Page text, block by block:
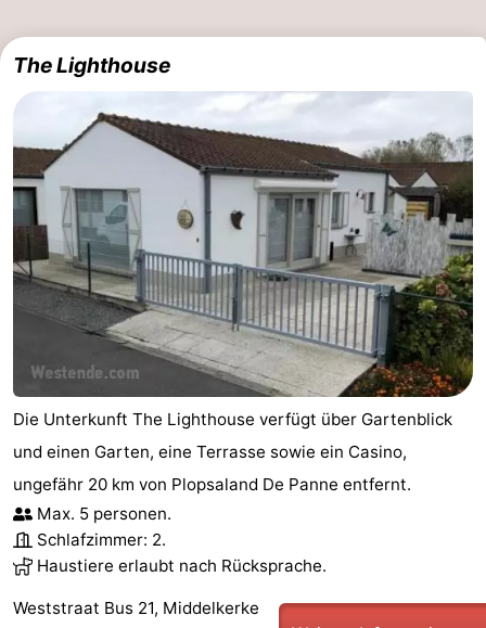
The Lighthouse
Die Unterkunft The Lighthouse verfügt über Gartenblick
und einen Garten, eine Terrasse sowie ein Casino,
ungefähr 20 km von Plopsaland De Panne entfernt.
Max. 5 personen.
Schlafzimmer: 2.
Haustiere erlaubt nach Rücksprache.
Weststraat Bus 21, Middelkerke